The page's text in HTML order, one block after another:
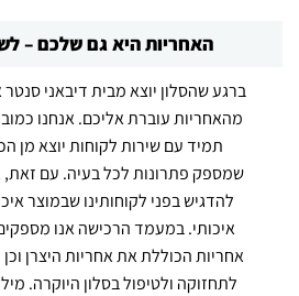
האחריות היא גם שלכם –
ברגע שהסלון יוצא מבית דיבאני
מהאחריות עוברת אליכם. אנחנו
תמיד עם שירות לקוחות יוצא מן
שמספק פתרונות לכל בעיה. עם זאת,
להדגיש בפני לקוחותינו שבמוצר
איכותי. במעמד הרכישה אנו
אחריות הכוללת את אחריות היצרן
לתחזוקה ולטיפול בסלון היוקרה.